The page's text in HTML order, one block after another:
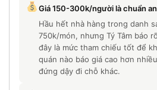
Giá 150-300k/người là chuẩn
Hầu hết nhà hàng trong danh
750k/món, nhưng Tý Tâm báo
đây là mức tham chiếu tốt để
quán nào báo giá cao hơn
đứng dậy đi chỗ khác.